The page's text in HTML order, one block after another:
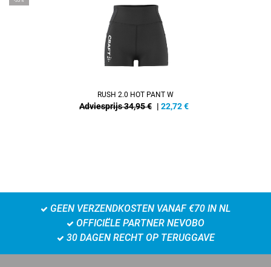
RUSH 2.0 HOT PANT W
Adviesprijs 34,95 € | 22,72€
GEEN VERZENDKOSTEN VANAF €70 IN NL
OFFICIËLE PARTNER NEVOBO
30 DAGEN RECHT OP TERUGGAVE